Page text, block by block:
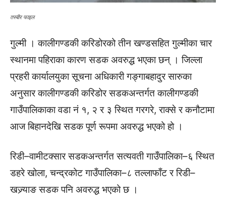
तस्बीर फाइल
गुल्मी । कालीगण्डकी करिडोरको तीन खण्डसहित गुल्मीका चार
स्थानमा पहिराका कारण सडक अवरुद्ध भएका छन् । जिल्ला
प्रहरी कार्यालयुका सूचना अधिकारी गङ्गाबहादुर सारुका
अनुसार कालीगण्डकी करिडोर सडकअन्तर्गत कालीगण्डकी
गाउँपालिकाका वडा नं १, २ र ३ स्थित गरगरे, राक्से र कनौटामा
आज बिहानदेखि सडक पूर्ण रूपमा अवरुद्ध भएको हो ।
रिडी–वामीटक्सार सडकअन्तर्गत सत्यवती गाउँपालिका–६ स्थित
डहरे खोला, चन्द्रकोट गाउँपालिका–८ तल्लाफाँट र रिडी–
खज्र्याङ सडक पनि अवरुद्ध भएको छ ।